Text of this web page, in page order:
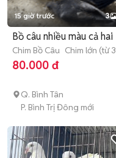
15 giờ trước 3
Bồ câu nhiều màu cả hai
Chim Bồ Câu Chim lớn (từ 3
tháng tuổi)
80.000 đ
Q. Bình Tân
P. Bình Trị Đông mới